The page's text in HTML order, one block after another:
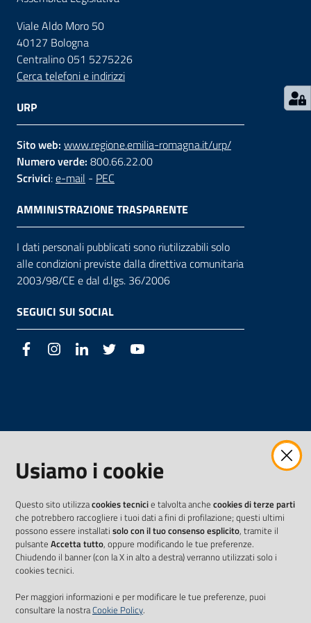
Contatti
su
Viale Aldo Moro 50
40127 Bologna
Centralino 051 5275226
Cerca telefoni e indirizzi
URP
Sito web: www.regione.emilia-romagna.it/urp/
Numero verde: 800.66.22.00
Scrivici:e-mail - PEC
AMMINISTRAZIONE TRASPARENTE
I dati personali pubblicati sono riutilizzabili solo
alle condizioni previste dalla direttiva comunitaria
2003/98/CE e dal d.lgs. 36/2006
SEGUICI SUI SOCIAL
FacebookInstagramLinkedIn Twitter
Usiamo i cookie
Questo sito utilizzacookies tecnicie talvolta anche cookies di terze parti
che potrebbero raccogliere i tuoi dati a fini di profilazione; questi ultimi
possono essere installati solo con il tuo consenso esplicito, tramite il
pulsante Accetta tutto, oppure modificando le tue preferenze.
Chiudendo il banner (con la X in alto a destra) verranno utilizzati solo i
cookies tecnici.
Per maggiori informazioni e per modificare le tue preferenze, puoi
consultare la nostraCookie Policy.